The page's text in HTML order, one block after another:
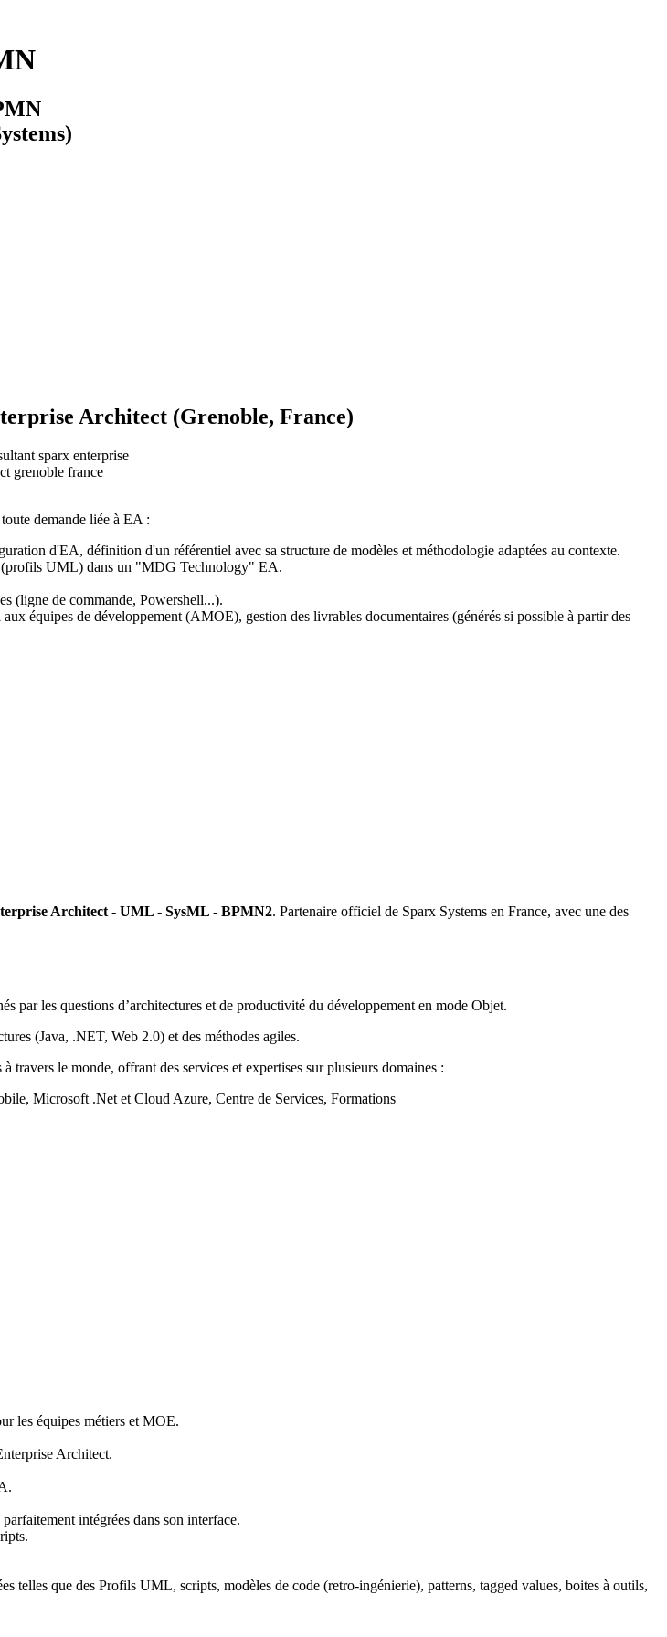
Architect (Grenoble, France)
demande liée à EA :
d'EA, définition d'un référentiel avec sa structure de modèles et méthodologie adaptées au contexte.
(profils UML) dans un "MDG Technology" EA.
(ligne de commande, Powershell...).
équipes de développement (AMOE), gestion des livrables documentaires (générés si possible à partir des
Architect - UML - SysML - BPMN2. Partenaire officiel de Sparx Systems en France, avec une des
par les questions d’architectures et de productivité du développement en mode Objet.
(Java, .NET, Web 2.0) et des méthodes agiles.
le monde, offrant des services et expertises sur plusieurs domaines :
Microsoft .Net et Cloud Azure, Centre de Services, Formations
les équipes métiers et MOE.
Architect.
intégrées dans son interface.
telles que des Profils UML, scripts, modèles de code (retro-ingénierie), patterns, tagged values, boites à outils,